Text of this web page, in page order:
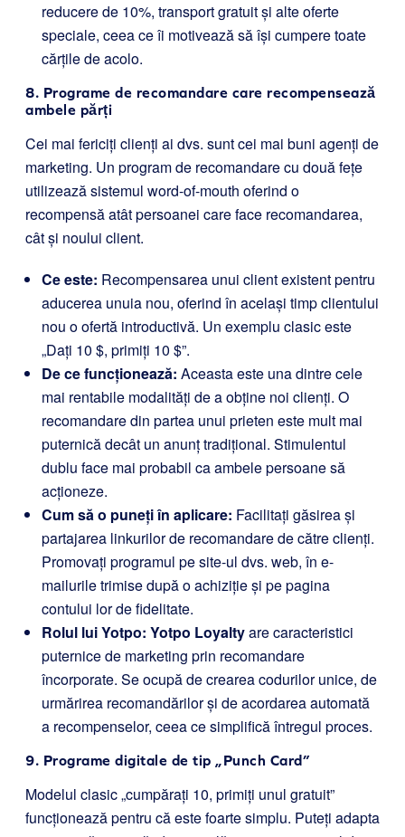
reducere de 10%, transport gratuit și alte oferte
speciale, ceea ce îi motivează să își cumpere toate
cărțile de acolo.
8. Programe de recomandare care recompensează
ambele părți
Cei mai fericiți clienți ai dvs. sunt cei mai buni agenți de
marketing. Un program de recomandare cu două fețe
utilizează sistemul word-of-mouth oferind o
recompensă atât persoanei care face recomandarea,
cât și noului client.
Ce este: Recompensarea unui client existent pentru
aducerea unuia nou, oferind în același timp clientului
nou o ofertă introductivă. Un exemplu clasic este
„Dați 10 $, primiți 10 $”.
De ce funcționează: Aceasta este una dintre cele
mai rentabile modalități de a obține noi clienți. O
recomandare din partea unui prieten este mult mai
puternică decât un anunț tradițional. Stimulentul
dublu face mai probabil ca ambele persoane să
acționeze.
Cum să o puneți în aplicare: Facilitați găsirea și
partajarea linkurilor de recomandare de către clienți.
Promovați programul pe site-ul dvs. web, în e-
mailurile trimise după o achiziție și pe pagina
contului lor de fidelitate.
Rolul lui Yotpo: Yotpo Loyaltyare caracteristici
puternice de marketing prin recomandare
încorporate. Se ocupă de crearea codurilor unice, de
urmărirea recomandărilor și de acordarea automată
a recompenselor, ceea ce simplifică întregul proces.
9. Programe digitale de tip „Punch Card”
Modelul clasic „cumpărați 10, primiți unul gratuit”
funcționează pentru că este foarte simplu. Puteți adapta